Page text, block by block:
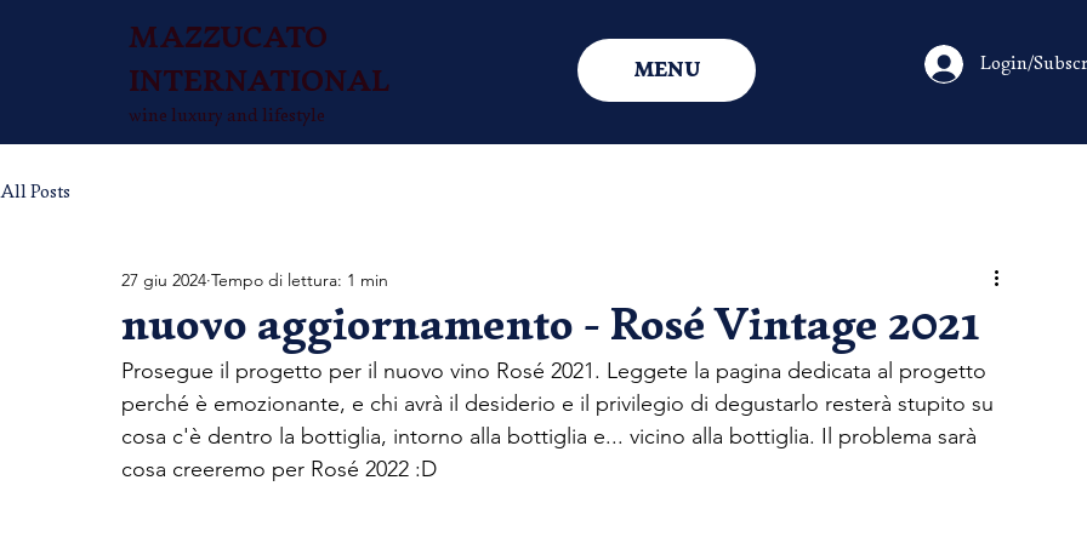
MAZZUCATO
INTERNATIONAL
wine luxury and lifestyle
MENU Login/
All Posts
nuovo aggiornamento - Rosé Vintage 2021
27 giu 2024 Tempo di lettura: 1 min
Prosegue il progetto per il nuovo vino Rosé 2021. Leggete la pagina dedicata al progetto
perché è emozionante, e chi avrà il desiderio e il privilegio di degustarlo resterà stupito su
cosa c'è dentro la bottiglia, intorno alla bottiglia e... vicino alla bottiglia. Il problema sarà
cosa creeremo per Rosé 2022 :D